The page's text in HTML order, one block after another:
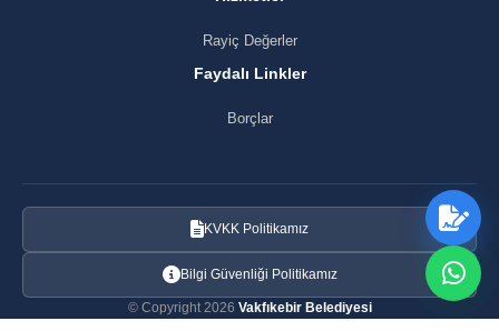
Rayiç Değerler
Faydalı Linkler
Borçlar
KVKK Politikamız
Bilgi Güvenliği Politikamız
© Copyright 2026 Vakfıkebir Belediyesi